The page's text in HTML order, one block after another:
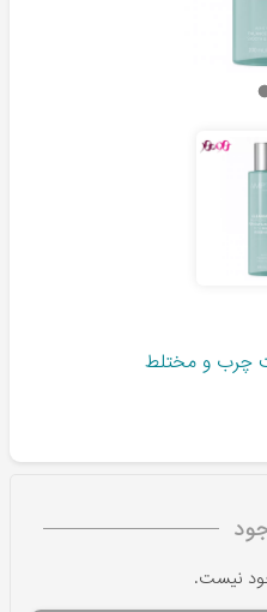
چرب و مختلط
نیست.